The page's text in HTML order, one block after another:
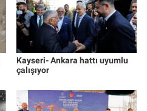
Kayseri- Ankara hattı uyumlu
çalışıyor